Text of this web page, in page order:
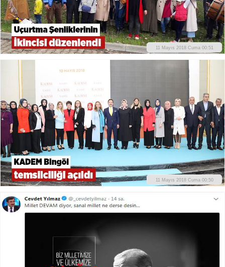
11 Mayıs 2018 Cuma 00:51
11 Mayıs 2018 Cuma 00:50